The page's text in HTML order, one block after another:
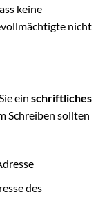
keine
nicht
ein schriftliches
Schreiben sollten
des